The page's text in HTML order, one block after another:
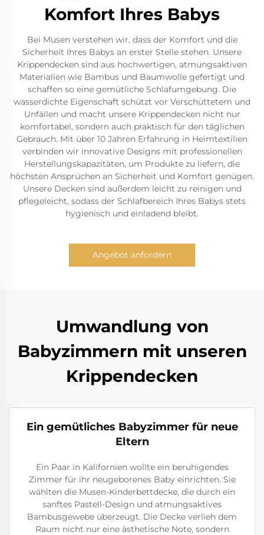
Komfort Ihres Babys
Bei Musen verstehen wir, dass der Komfort und die
Sicherheit Ihres Babys an erster Stelle stehen. Unsere
Krippendecken sind aus hochwertigen, atmungsaktiven
Materialien wie Bambus und Baumwolle gefertigt und
schaffen so eine gemütliche Schlafumgebung. Die
wasserdichte Eigenschaft schützt vor Verschüttetem und
Unfällen und macht unsere Krippendecken nicht nur
komfortabel, sondern auch praktisch für den täglichen
Gebrauch. Mit über 10 Jahren Erfahrung in Heimtextilien
verbinden wir innovative Designs mit professionellen
Herstellungskapazitäten, um Produkte zu liefern, die
höchsten Ansprüchen an Sicherheit und Komfort genügen.
Unsere Decken sind außerdem leicht zu reinigen und
pflegeleicht, sodass der Schlafbereich Ihres Babys stets
hygienisch und einladend bleibt.
Angebot anfordern
Umwandlung von
Babyzimmern mit unseren
Krippendecken
Ein gemütliches Babyzimmer für neue
Eltern
Ein Paar in Kalifornien wollte ein beruhigendes
Zimmer für ihr neugeborenes Baby einrichten. Sie
wählten die Musen-Kinderbettdecke, die durch ein
sanftes Pastell-Design und atmungsaktives
Bambusgewebe überzeugt. Die Decke verlieh dem
Raum nicht nur eine ästhetische Note, sondern